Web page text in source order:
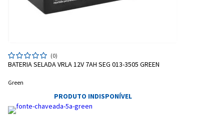
(0)
BATERIA SELADA VRLA 12V 7AH SEG 013-3505 GREEN
Green
PRODUTO INDISPONÍVEL